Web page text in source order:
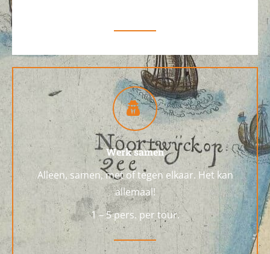
Werk samen
Alleen, samen, met of tegen elkaar. Het kan
allemaal!
1 – 5 pers. per tour.